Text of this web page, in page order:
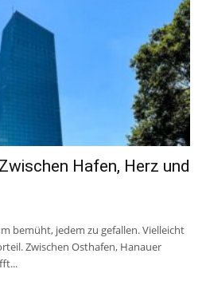
Hafen, Herz und
bemüht, jedem zu gefallen. Vielleicht
Zwischen Osthafen, Hanauer